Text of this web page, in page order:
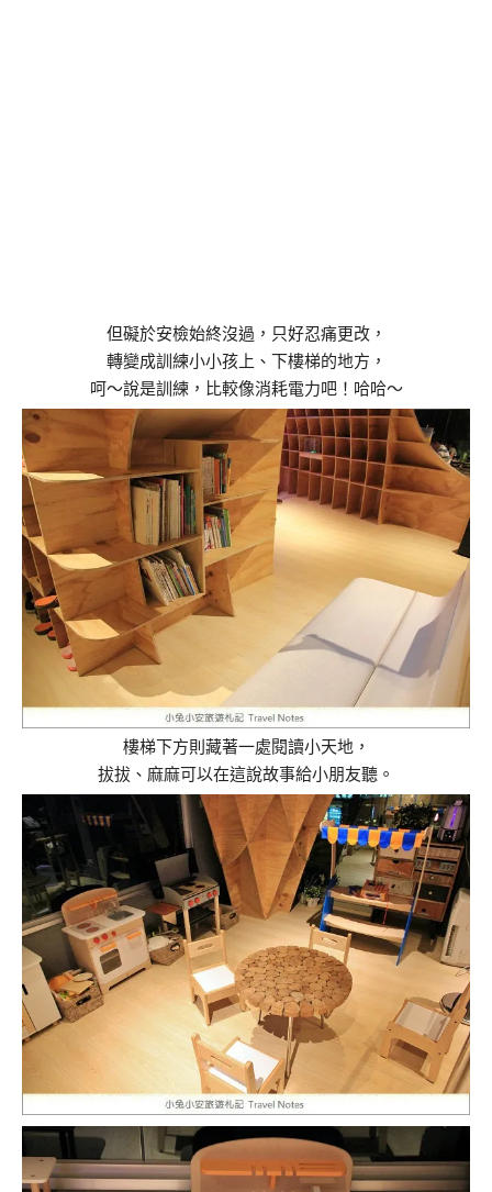
但礙於安檢始終沒過，只好忍痛更改，
轉變成訓練小小孩上、下樓梯的地方，
呵～說是訓練，比較像消耗電力吧！哈哈～
樓梯下方則藏著一處閱讀小天地，
拔拔、麻麻可以在這說故事給小朋友聽。